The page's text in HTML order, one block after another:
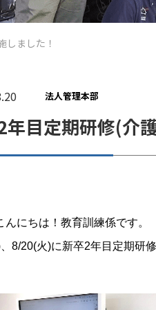
しました！
法人管理本部
年目定期研修(介
んにちは！教育訓練係です。
8/20(火)に新卒2年目定期研